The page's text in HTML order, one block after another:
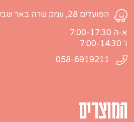
הפועלים 28, עמק שרה באר שבע
א-ה 7:00-17:30
ו' 7:00-14:30
המוצרים